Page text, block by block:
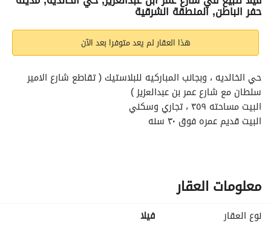
حفر الباطن, المنطقة الشرقية
هذا العقار لم يعد متوفرا بعد الآن
سلطان مع شارع عمر بن عبدالعزيز )
البيت مساحته ٣٥٩ ، تجاري وسكني
البيت قديم عمره فوق ٣٠ سنه
والسومه الاخيره الي وصلت لي ٥٦٠ الف.
الشارع ٣٠ امام المنزل ، وبجانب شارع الستين.
معلومات العقار
نوع العقار
فیلا